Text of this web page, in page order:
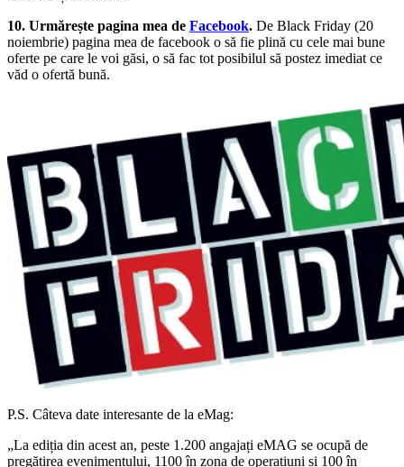
10. Urmărește pagina mea de Facebook. De Black Friday (20
noiembrie) pagina mea de facebook o să fie plină cu cele mai bune
oferte pe care le voi găsi, o să fac tot posibilul să postez imediat ce
văd o ofertă bună.
P.S. Câteva date interesante de la eMag:
„La ediția din acest an, peste 1.200 angajați eMAG se ocupă de
pregătirea evenimentului, 1100 în zona de operațiuni și 100 în